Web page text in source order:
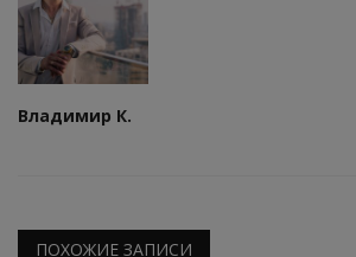
Владимир К.
ПОХОЖИЕ ЗАПИСИ